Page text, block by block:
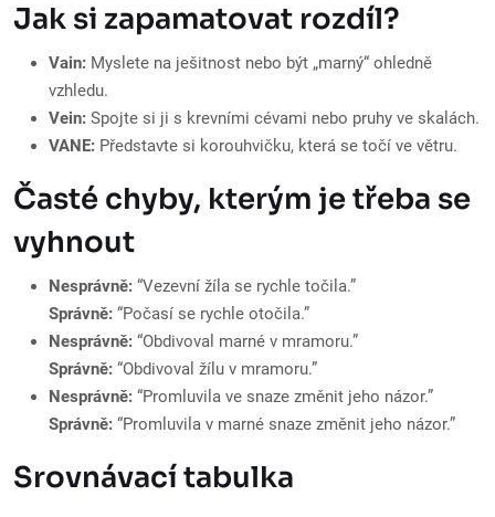
Jak si zapamatovat rozdíl?
Vain: Myslete na ješitnost nebo být „marný“ ohledně
vzhledu.
Vein: Spojte si ji s krevními cévami nebo pruhy ve skalách.
VANE: Představte si korouhvičku, která se točí ve větru.
Časté chyby, kterým je třeba se
vyhnout
Nesprávně: “Vezevní žíla se rychle točila.”
Správně: “Počasí se rychle otočila.”
Nesprávně: “Obdivoval marné v mramoru.”
Správně: “Obdivoval žílu v mramoru.”
Nesprávně: “Promluvila ve snaze změnit jeho názor.”
Správně: “Promluvila v marné snaze změnit jeho názor.”
Srovnávací tabulka